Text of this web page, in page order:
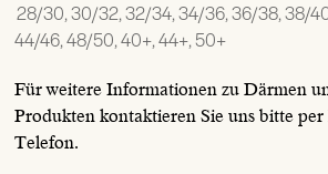
28/30, 30/32, 32/34, 34/36, 36/38, 38/
44/46, 48/50, 40+, 44+, 50+
Für weitere Informationen zu Därmen
Produkten kontaktieren Sie uns bitte
Telefon.